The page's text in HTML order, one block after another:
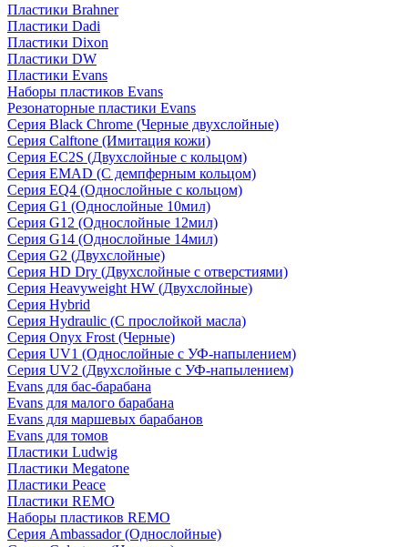
Пластики Brahner
Пластики Dadi
Пластики Dixon
Пластики DW
Пластики Evans
Наборы пластиков Evans
Резонаторные пластики Evans
Серия Black Chrome (Черные двухслойные)
Серия Calftone (Имитация кожи)
Серия EC2S (Двухслойные с кольцом)
Серия EMAD (С демпферным кольцом)
Серия EQ4 (Однослойные с кольцом)
Серия G1 (Однослойные 10мил)
Серия G12 (Однослойные 12мил)
Серия G14 (Однослойные 14мил)
Серия G2 (Двухслойные)
Серия HD Dry (Двухслойные с отверстиями)
Серия Heavyweight HW (Двухслойные)
Серия Hybrid
Серия Hydraulic (С прослойкой масла)
Серия Onyx Frost (Черные)
Серия UV1 (Однослойные с УФ-напылением)
Серия UV2 (Двухслойные с УФ-напылением)
Evans для бас-барабана
Evans для малого барабана
Evans для маршевых барабанов
Evans для томов
Пластики Ludwig
Пластики Megatone
Пластики Peace
Пластики REMO
Наборы пластиков REMO
Серия Ambassador (Однослойные)